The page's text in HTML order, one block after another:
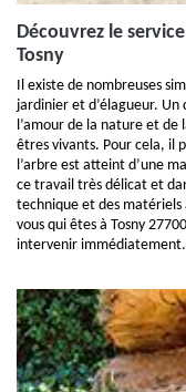
Découvrez le
Tosny
Il existe de nombreuses
jardinier et d’élagueur.
l’amour de la nature et de
êtres vivants. Pour cela, il
l’arbre est atteint d’une
ce travail très délicat et
technique et des matériels
vous qui êtes à Tosny
intervenir immédiatement.